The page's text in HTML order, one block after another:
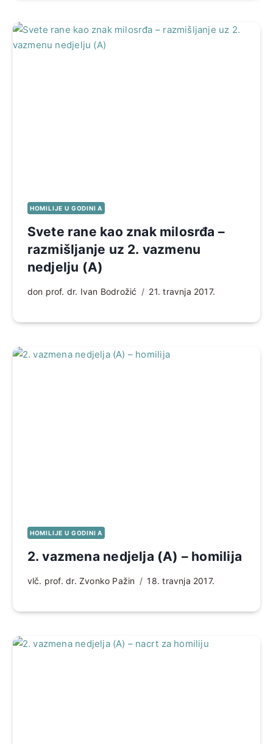
HOMILIJE U GODINI A
Svete rane kao znak milosrđa –
razmišljanje uz 2. vazmenu
nedjelju (A)
don prof. dr. Ivan Bodrožić 21. travnja 2017.
HOMILIJE U GODINI A
2. vazmena nedjelja (A) – homilija
vlč. prof. dr. Zvonko Pažin 18. travnja 2017.